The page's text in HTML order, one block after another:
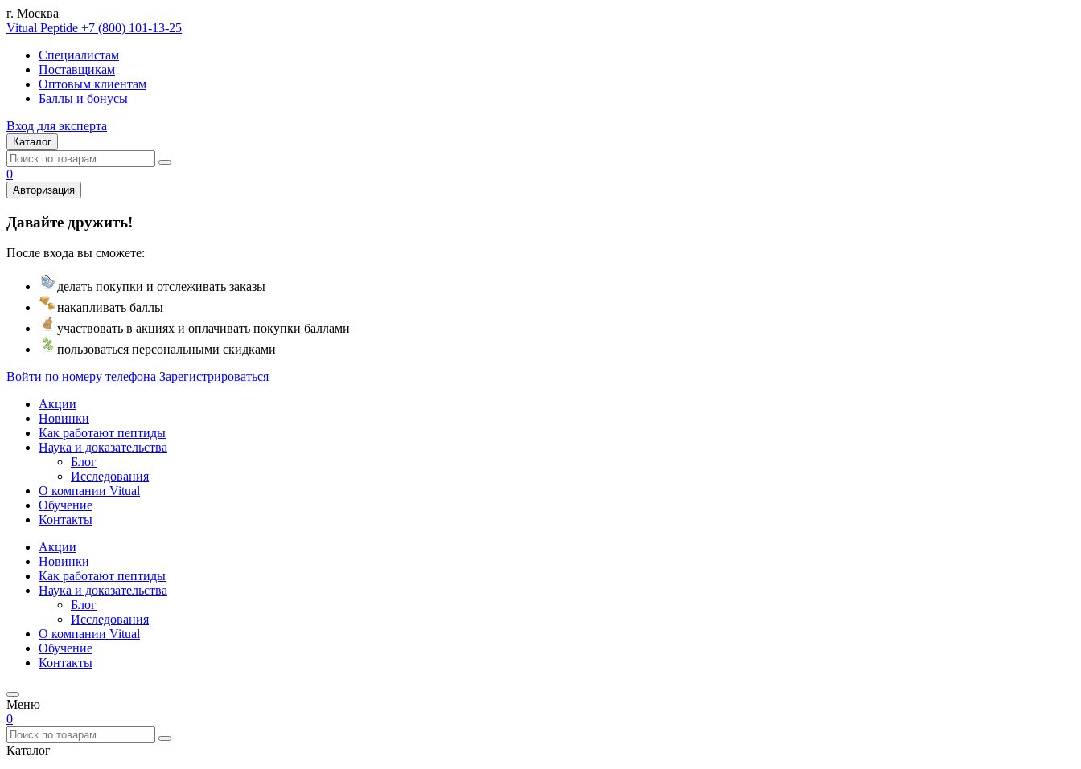
г. Москва
Vitual Peptide +7 (800) 101-13-25
Специалистам
Поставщикам
Оптовым клиентам
Баллы и бонусы
Вход для эксперта
Каталог
0
Авторизация
Давайте дружить!
После входа вы сможете:
делать покупки и отслеживать заказы
накапливать баллы
участвовать в акциях и оплачивать покупки баллами
пользоваться персональными скидками
Войти по номеру телефона Зарегистрироваться
Акции
Новинки
Как работают пептиды
Наука и доказательства
Блог
Исследования
О компании Vitual
Обучение
Контакты
Акции
Новинки
Как работают пептиды
Наука и доказательства
Блог
Исследования
О компании Vitual
Обучение
Контакты
Меню
0
Каталог